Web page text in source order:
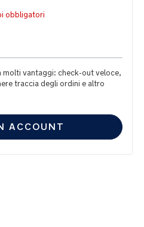
molti vantaggi: check-out veloce,
traccia degli ordini e altro
ACCOUNT